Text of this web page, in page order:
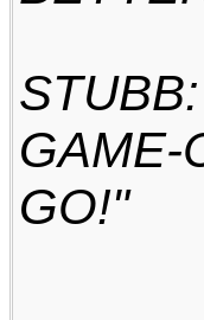
GAME-
GO!"